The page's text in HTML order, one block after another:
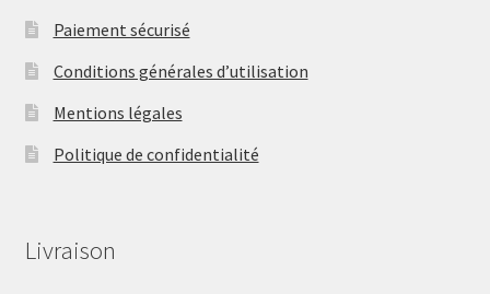
Paiement sécurisé
Conditions générales d’utilisation
Mentions légales
Politique de confidentialité
Livraison